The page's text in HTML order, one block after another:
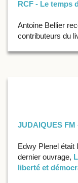
RCF - Le temps
Antoine Bellier
contributeurs du
JUDAIQUES
Edwy Plenel était
dernier ouvrage,
liberté et